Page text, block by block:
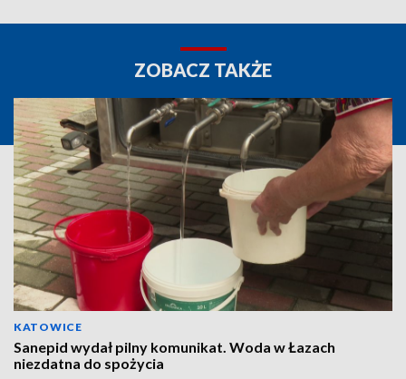
ZOBACZ TAKŻE
KATOWICE
Sanepid wydał pilny komunikat. Woda w Łazach
niezdatna do spożycia